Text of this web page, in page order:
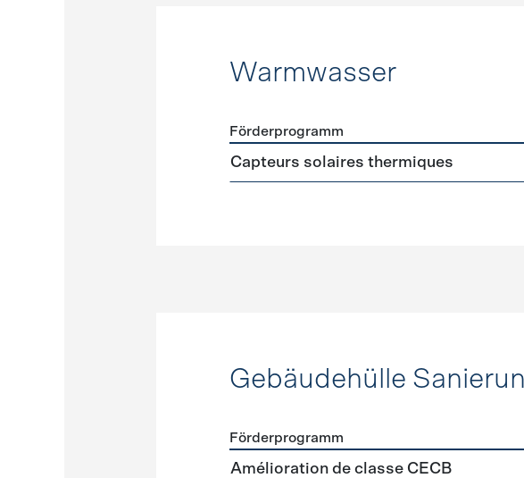
Warmwasser
Förderprogramme Warmwasser
Förderprogramm
Capteurs solaires thermiques
Gebäudehülle
Förderprogramme Gebäudehülle Sanierung
Förderprogramm
Amélioration de classe CECB